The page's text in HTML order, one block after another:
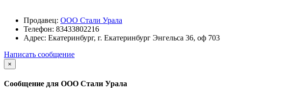
Продавец: ООО Стали Урала
Телефон: 83433802216
Адрес: Екатеринбург, г. Екатеринбург Энгельса 36, оф 703
Написать сообщение
×
Сообщение для ООО Стали Урала